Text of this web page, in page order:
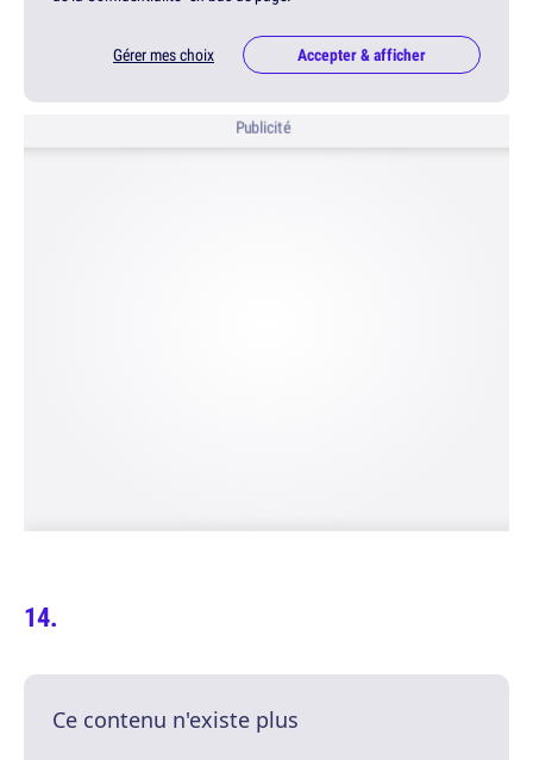
Gérer mes choix Accepter & afficher
Publicité
Ce contenu n'existe plus